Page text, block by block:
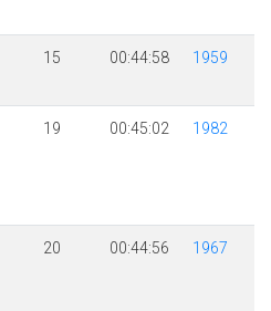
15 00:44:58 1959
19 00:45:02 1982
20 00:44:56 1967